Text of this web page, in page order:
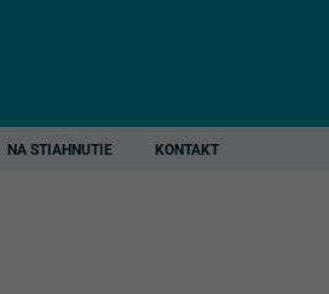
NA STIAHNUTIE KONTAKT